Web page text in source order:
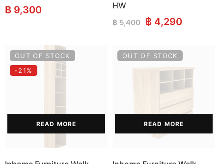
฿ 9,300
HW
฿5,400 Original
฿ 5,400.
฿ 4,290Current
฿
OUT OF STOCK
-21%
READ MORE
OUT OF STOCK
READ MORE